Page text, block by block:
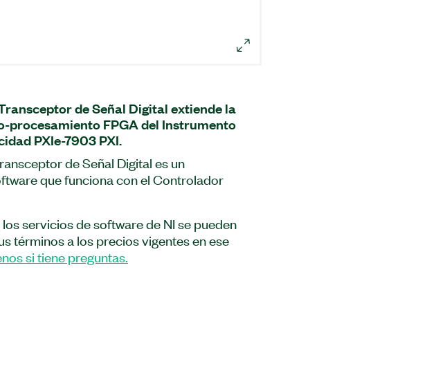
de Señal Digital extiende la
procesamiento FPGA del Instrumento
PXIe-7903 PXI.
de Señal Digital es un
que funciona con el Controlador
a controlar el coprocesador FPGA PXIe-
el controlador FlexRIO .
35 | 789933-35
servicios de software de NI se pueden
términos a los precios vigentes en ese
si tiene preguntas.